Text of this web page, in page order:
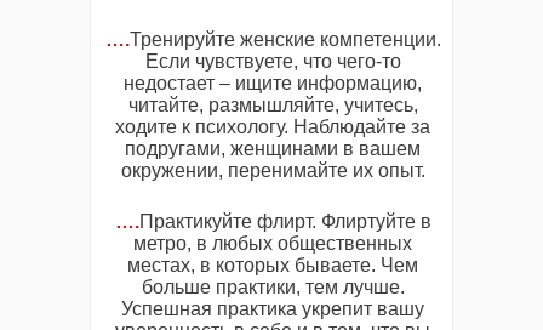
….Тренируйте женские компетенции.
Если чувствуете, что чего-то
недостает – ищите информацию,
читайте, размышляйте, учитесь,
ходите к психологу. Наблюдайте за
подругами, женщинами в вашем
окружении, перенимайте их опыт.
….Практикуйте флирт. Флиртуйте в
метро, в любых общественных
местах, в которых бываете. Чем
больше практики, тем лучше.
Успешная практика укрепит вашу